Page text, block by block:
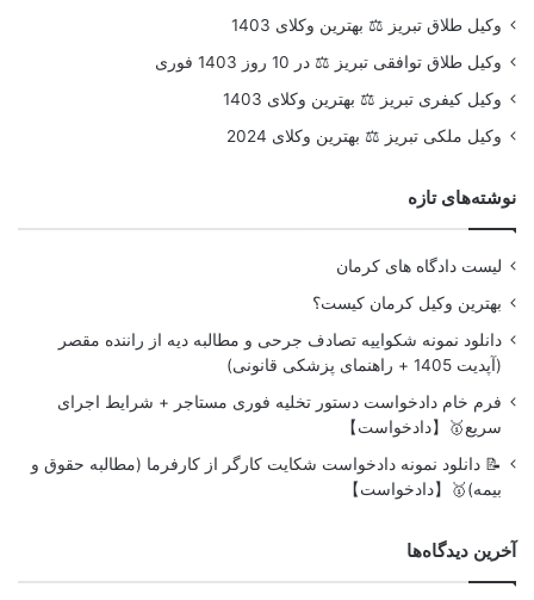
وکیل طلاق تبریز ⚖️ بهترین وکلای 1403
وکیل طلاق توافقی تبریز ⚖️ در 10 روز 1403 فوری
وکیل کیفری تبریز ⚖️ بهترین وکلای 1403
وکیل ملکی تبریز ⚖️ بهترین وکلای 2024
نوشته‌های تازه
لیست دادگاه های کرمان
بهترین وکیل کرمان کیست؟
دانلود نمونه شکواییه تصادف جرحی و مطالبه دیه از راننده مقصر
(آپدیت 1405 + راهنمای پزشکی قانونی)
فرم خام دادخواست دستور تخلیه فوری مستاجر + شرایط اجرای
سریع🥇【دادخواست】
📝 دانلود نمونه دادخواست شکایت کارگر از کارفرما (مطالبه حقوق و
بیمه)🥇【دادخواست】
آخرین دیدگاه‌ها